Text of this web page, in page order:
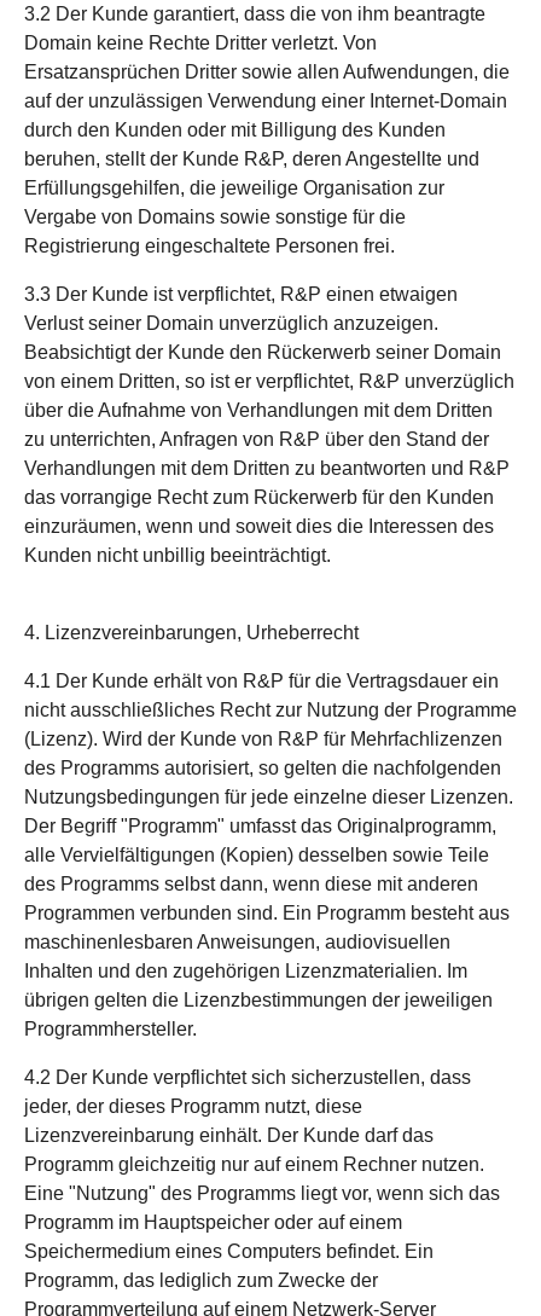
3.2 Der Kunde garantiert, dass die von ihm beantragte
Domain keine Rechte Dritter verletzt. Von
Ersatzansprüchen Dritter sowie allen Aufwendungen, die
auf der unzulässigen Verwendung einer Internet-Domain
durch den Kunden oder mit Billigung des Kunden
beruhen, stellt der Kunde R&P, deren Angestellte und
Erfüllungsgehilfen, die jeweilige Organisation zur
Vergabe von Domains sowie sonstige für die
Registrierung eingeschaltete Personen frei.
3.3 Der Kunde ist verpflichtet, R&P einen etwaigen
Verlust seiner Domain unverzüglich anzuzeigen.
Beabsichtigt der Kunde den Rückerwerb seiner Domain
von einem Dritten, so ist er verpflichtet, R&P unverzüglich
über die Aufnahme von Verhandlungen mit dem Dritten
zu unterrichten, Anfragen von R&P über den Stand der
Verhandlungen mit dem Dritten zu beantworten und R&P
das vorrangige Recht zum Rückerwerb für den Kunden
einzuräumen, wenn und soweit dies die Interessen des
Kunden nicht unbillig beeinträchtigt.
4. Lizenzvereinbarungen, Urheberrecht
4.1 Der Kunde erhält von R&P für die Vertragsdauer ein
nicht ausschließliches Recht zur Nutzung der Programme
(Lizenz). Wird der Kunde von R&P für Mehrfachlizenzen
des Programms autorisiert, so gelten die nachfolgenden
Nutzungsbedingungen für jede einzelne dieser Lizenzen.
Der Begriff "Programm" umfasst das Originalprogramm,
alle Vervielfältigungen (Kopien) desselben sowie Teile
des Programms selbst dann, wenn diese mit anderen
Programmen verbunden sind. Ein Programm besteht aus
maschinenlesbaren Anweisungen, audiovisuellen
Inhalten und den zugehörigen Lizenzmaterialien. Im
übrigen gelten die Lizenzbestimmungen der jeweiligen
Programmhersteller.
4.2 Der Kunde verpflichtet sich sicherzustellen, dass
jeder, der dieses Programm nutzt, diese
Lizenzvereinbarung einhält. Der Kunde darf das
Programm gleichzeitig nur auf einem Rechner nutzen.
Eine "Nutzung" des Programms liegt vor, wenn sich das
Programm im Hauptspeicher oder auf einem
Speichermedium eines Computers befindet. Ein
Programm, das lediglich zum Zwecke der
Programmverteilung auf einem Netzwerk-Server